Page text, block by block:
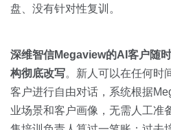
盘、没有针对性复训。
深维智信Megaview的AI客户随
构彻底改写。新人可以在任何时
客户进行自由对话，系统根据
业场景和客户画像，无需人工准